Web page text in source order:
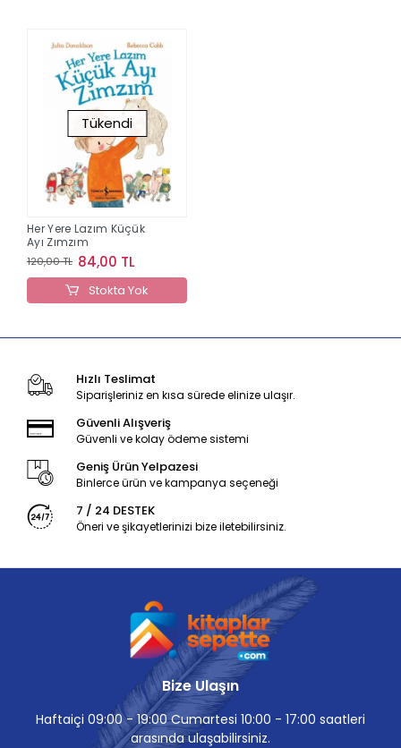
Tükendi
Her Yere Lazım Küçük
Ayı Zımzım
120,00 TL 84,00 TL
Stokta Yok
Hızlı Teslimat
Siparişleriniz en kısa sürede elinize ulaşır.
Güvenli Alışveriş
Güvenli ve kolay ödeme sistemi
Geniş Ürün Yelpazesi
Binlerce ürün ve kampanya seçeneği
7 / 24 DESTEK
Öneri ve şikayetlerinizi bize iletebilirsiniz.
Bize Ulaşın
Haftaiçi 09:00 - 19:00 Cumartesi 10:00 - 17:00 saatleri
arasında ulaşabilirsiniz.